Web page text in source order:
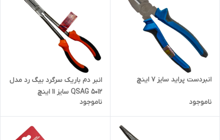
انبردست پراید سایز 7 اینچ
ناموجود
انبر دم باریک سرگرد بیگ رد مدل
QSAG 5012 سایز 11 اینچ
ناموجود